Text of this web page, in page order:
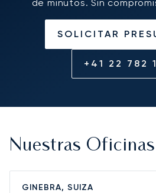
de minutos. Sin
SOLICITAR
+41 22 782
Nuestras Oficinas
GINEBRA, SUIZA